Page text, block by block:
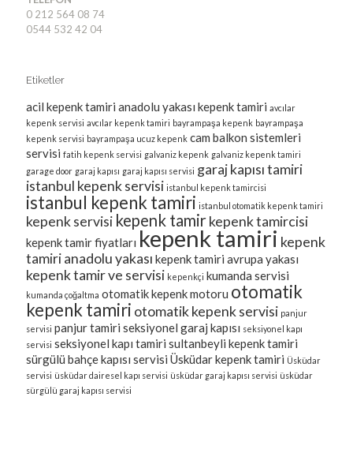
0 212 564 08 74
0544 532 42 04
Etiketler
acil kepenk tamiri anadolu yakası kepenk tamiri avcılar
kepenk servisi avcılar kepenk tamiri bayrampaşa kepenk bayrampaşa
kepenk servisi bayrampaşa ucuz kepenk cam balkon sistemleri
servisi fatih kepenk servisi galvaniz kepenk galvaniz kepenk tamiri
garage door garaj kapısı garaj kapısı servisi garaj kapısı tamiri
istanbul kepenk servisi istanbul kepenk tamircisi
istanbul kepenk tamiri istanbul otomatik kepenk tamiri
kepenk servisi kepenk tamirkepenk tamircisi
kepenk tamir fiyatları kepenk tamiri kepenk
tamiri anadolu yakası kepenk tamiri avrupa yakası
kepenk tamir ve servisi kepenkçi kumanda servisi
kumanda çoğaltma otomatik kepenk motoru otomatik
kepenk tamiri otomatik kepenk servisi panjur
servisi panjur tamiri seksiyonel garaj kapısı seksiyonel kapı
servisi seksiyonel kapı tamiri sultanbeyli kepenk tamiri
sürgülü bahçe kapısı servisi Üsküdar kepenk tamiri Üsküdar
servisi üsküdar dairesel kapı servisi üsküdar garaj kapısı servisi üsküdar
sürgülü garaj kapısı servisi